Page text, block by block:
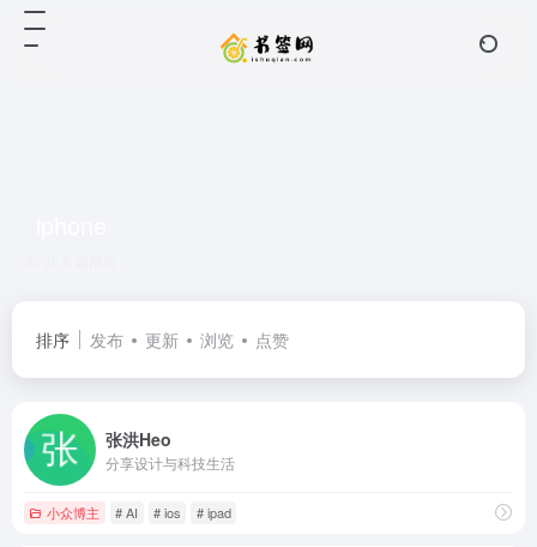
排序 发布 更新 浏览 点赞
张洪Heo
分享设计与科技生活
小众博主 # AI # ios # ipad